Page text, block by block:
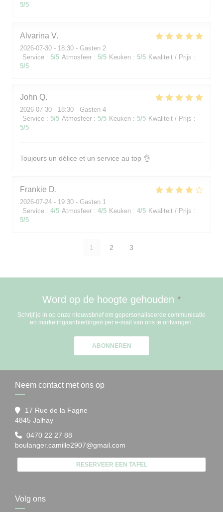
5/5
Alvarina V
2026-07-30 - 18:30 - Gasten 2
Service : 5/5 Atmosfeer : 5/5 Keuken : 5/5 Kwaliteit / Prijs :
5/5
John Q
2026-07-30 - 18:30 - Gasten 4
Service : 5/5 Atmosfeer : 5/5 Keuken : 5/5 Kwaliteit / Prijs :
5/5
Toujours un délice et un service au top 👌
Frankie D
2026-07-24 - 19:30 - Gasten 1
Service : 4/5 Atmosfeer : 4/5 Keuken : 4/5 Kwaliteit / Prijs :
5/5
1 2 3
Word op de hoogte gehouden *
Schrijf je in op onze nieuwsbrief om gepersonaliseerde communicatie
en marketingaanbiedingen per e-mail van ons te ontvangen.
ABONNEREN
Neem contact met ons op
17 Rue de la Fagne
4845 Jalhay((opent in een nieuw venster))
0470 22 27 88
boulanger.camille2907@gmail.com
RESERVEER EEN TAFEL
Volg ons